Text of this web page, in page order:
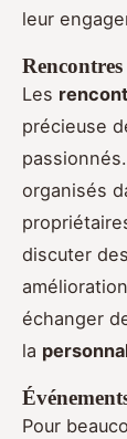
leur
Rencontres
Les
précieuse
organisés
discuter
échanger
la
Pour